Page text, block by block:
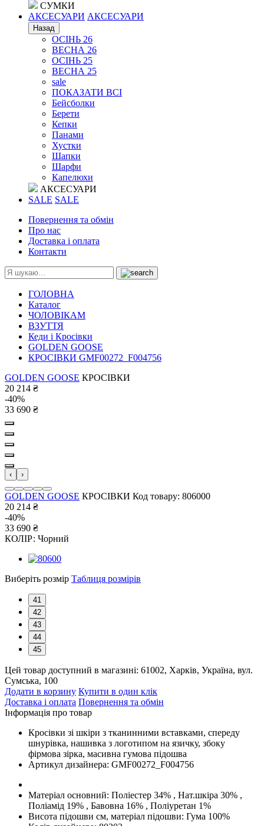
СУМКИ
АКСЕСУАРИ АКСЕСУАРИ
Назад
ОСІНЬ 26
ВЕСНА 26
ОСІНЬ 25
ВЕСНА 25
sale
ПОКАЗАТИ ВСІ
Бейсболки
Берети
Кепки
Панами
Хустки
Шапки
Шарфи
Капелюхи
АКСЕСУАРИ
SALE SALE
Повернення та обмін
Про нас
Доставка і оплата
Контакти
ГОЛОВНА
Каталог
ЧОЛОВІКАМ
ВЗУТТЯ
Кеди і Кросівки
GOLDEN GOOSE
КРОСІВКИ GMF00272_F004756
GOLDEN GOOSE КРОСІВКИ
20 214 ₴
-40%
33 690 ₴
‹ ›
GOLDEN GOOSE КРОСІВКИ Код товару: 806000
20 214 ₴
-40%
33 690 ₴
КОЛІР: Чорний
Виберіть розмір Таблиця розмірів
41
42
43
44
45
Цей товар доступний в магазині: 61002, Харків, Україна, вул.
Сумська, 100
Додати в корзину Купити в один клік
Доставка і оплата Повернення та обмін
Інформація про товар
Кросівки зі шкіри з тканинними вставками, спереду
шнурівка, нашивка з логотипом на язичку, збоку
фірмова зірка, масивна гумова підошва
Артикул дизайнера: GMF00272_F004756
Матеріал основний: Поліестер 34% , Нат.шкіра 30% ,
Поліамід 19% , Бавовна 16% , Поліуретан 1%
Висота підошви см, матеріал підошви: Гума 100%